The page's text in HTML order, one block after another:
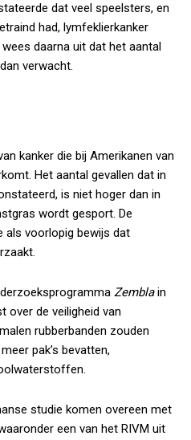
dat veel speelsters, en
had, lymfeklierkanker
daarna uit dat het aantal
verwacht.
kanker die bij Amerikanen van
Het aantal gevallen dat in
is niet hoger dan in
wordt gesport. De
als voorlopig bewijs dat
Zemblain
over de veiligheid van
rubberbanden zouden
pak’s bevatten,
studie komen overeen met
een van het RIVM uit